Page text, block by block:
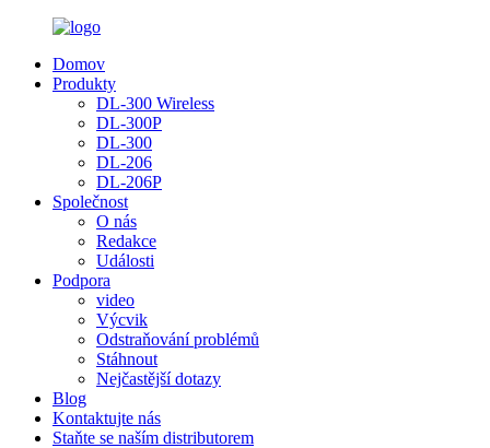
Domov
Produkty
DL-300 Wireless
DL-300P
DL-300
DL-206
DL-206P
Společnost
O nás
Redakce
Události
Podpora
video
Výcvik
Odstraňování problémů
Stáhnout
Nejčastější dotazy
Blog
Kontaktujte nás
Staňte se naším distributorem